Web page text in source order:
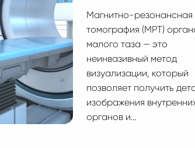
Магнитно-резонансная
томография (МРТ)
малого таза — это
неинвазивный метод
визуализации, который
позволяет получить
изображения
органов и…